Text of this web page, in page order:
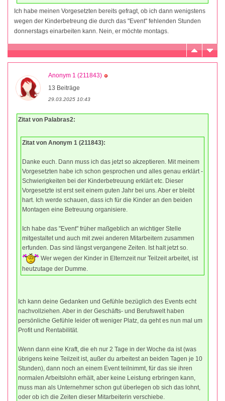
Ich habe meinen Vorgesetzten bereits gefragt, ob ich dann wenigstens
wegen der Kinderbetreung die durch das "Event" fehlenden Stunden
donnerstags einarbeiten kann. Nein, er möchte montags.
Anonym 1 (211843)
13 Beiträge
29.03.2025 10:43
Zitat von Palabras2:
Zitat von Anonym 1 (211843):
Danke euch. Dann muss ich das jetzt so akzeptieren. Mit meinem
Vorgesetzten habe ich schon gesprochen und alles genau erklärt -
Schwierigkeiten bei der Kinderbetreuung erklärt etc. Dieser
Vorgesetzte ist erst seit einem guten Jahr bei uns. Aber er bleibt
hart. Ich werde schauen, dass ich für die Kinder an den beiden
Montagen eine Betreuung organisiere.
Ich habe das "Event" früher maßgeblich an wichtiger Stelle
mitgestaltet und auch mit zwei anderen Mitarbeitern zusammen
erfunden. Das sind längst vergangene Zeiten. Ist halt jetzt so.
Wer wegen der Kinder in Elternzeit nur Teilzeit arbeitet, ist
heutzutage der Dumme.
Ich kann deine Gedanken und Gefühle bezüglich des Events echt
nachvollziehen. Aber in der Geschäfts- und Berufswelt haben
persönliche Gefühle leider oft weniger Platz, da geht es nun mal um
Profit und Rentabilität.
Wenn dann eine Kraft, die eh nur 2 Tage in der Woche da ist (was
übrigens keine Teilzeit ist, außer du arbeitest an beiden Tagen je 10
Stunden), dann noch an einem Event teilnimmt, für das sie ihren
normalen Arbeitslohn erhält, aber keine Leistung erbringen kann,
muss man als Unternehmer schon gut überlegen ob sich das lohnt,
oder ob ich die Zeiten dieser Mitarbeiterin verschiebe.